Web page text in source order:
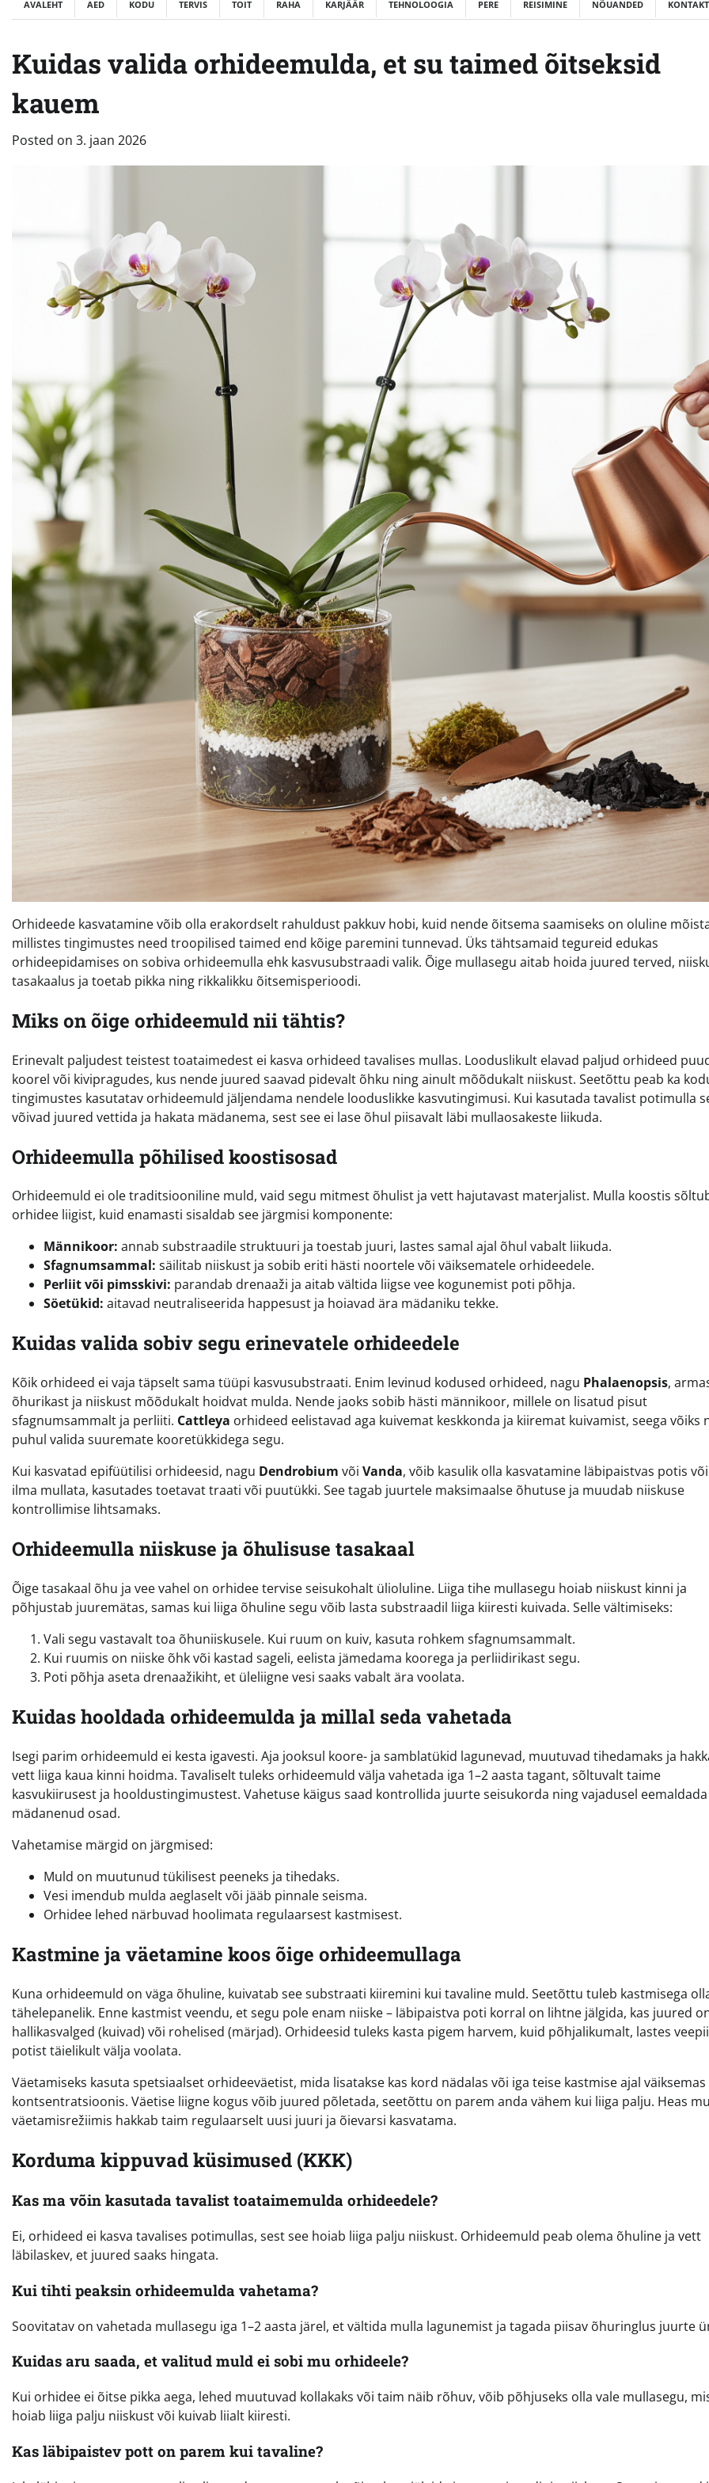
AVALEHT AED KODU TERVIS TOIT RAHA KARJÄÄR TEHNOLOOGIA PERE REISIMINE NÕUANDED
Kuidas valida orhideemulda, et su taimed õitseksid
kauem
Posted on 3. jaan 2026
Orhideede kasvatamine võib olla erakordselt rahuldust pakkuv hobi, kuid nende õitsema saamiseks on oluline
millistes tingimustes need troopilised taimed end kõige paremini tunnevad. Üks tähtsamaid tegureid edukas
orhideepidamises on sobiva orhideemulla ehk kasvusubstraadi valik. Õige mullasegu aitab hoida juured terved,
tasakaalus ja toetab pikka ning rikkalikku õitsemisperioodi.
Miks on õige orhideemuld nii tähtis?
Erinevalt paljudest teistest toataimedest ei kasva orhideed tavalises mullas. Looduslikult elavad paljud orhideed
koorel või kivipragudes, kus nende juured saavad pidevalt õhku ning ainult mõõdukalt niiskust. Seetõttu peab ka
tingimustes kasutatav orhideemuld jäljendama nendele looduslikke kasvutingimusi. Kui kasutada tavalist potimulla
võivad juured vettida ja hakata mädanema, sest see ei lase õhul piisavalt läbi mullaosakeste liikuda.
Orhideemulla põhilised koostisosad
Orhideemuld ei ole traditsiooniline muld, vaid segu mitmest õhulist ja vett hajutavast materjalist. Mulla koostis
orhidee liigist, kuid enamasti sisaldab see järgmisi komponente:
Männikoor: annab substraadile struktuuri ja toestab juuri, lastes samal ajal õhul vabalt liikuda.
Sfagnumsammal: säilitab niiskust ja sobib eriti hästi noortele või väiksematele orhideedele.
Perliit või pimsskivi: parandab drenaaži ja aitab vältida liigse vee kogunemist poti põhja.
Söetükid: aitavad neutraliseerida happesust ja hoiavad ära mädaniku tekke.
Kuidas valida sobiv segu erinevatele orhideedele
Kõik orhideed ei vaja täpselt sama tüüpi kasvusubstraati. Enim levinud kodused orhideed, nagu Phalaenopsis,
õhurikast ja niiskust mõõdukalt hoidvat mulda. Nende jaoks sobib hästi männikoor, millele on lisatud pisut
sfagnumsammalt ja perliiti. Cattleya orhideed eelistavad aga kuivemat keskkonda ja kiiremat kuivamist, seega võiks
puhul valida suuremate kooretükkidega segu.
Kui kasvatad epifüütilisi orhideesid, nagu Dendrobium või Vanda, võib kasulik olla kasvatamine läbipaistvas potis
ilma mullata, kasutades toetavat traati või puutükki. See tagab juurtele maksimaalse õhutuse ja muudab niiskuse
kontrollimise lihtsamaks.
Orhideemulla niiskuse ja õhulisuse tasakaal
Õige tasakaal õhu ja vee vahel on orhidee tervise seisukohalt ülioluline. Liiga tihe mullasegu hoiab niiskust kinni ja
põhjustab juuremätas, samas kui liiga õhuline segu võib lasta substraadil liiga kiiresti kuivada. Selle vältimiseks:
Vali segu vastavalt toa õhuniiskusele. Kui ruum on kuiv, kasuta rohkem sfagnumsammalt.
Kui ruumis on niiske õhk või kastad sageli, eelista jämedama koorega ja perliidirikast segu.
Poti põhja aseta drenaažikiht, et üleliigne vesi saaks vabalt ära voolata.
Kuidas hooldada orhideemulda ja millal seda vahetada
Isegi parim orhideemuld ei kesta igavesti. Aja jooksul koore- ja samblatükid lagunevad, muutuvad tihedamaks ja
vett liiga kaua kinni hoidma. Tavaliselt tuleks orhideemuld välja vahetada iga 1–2 aasta tagant, sõltuvalt taime
kasvukiirusest ja hooldustingimustest. Vahetuse käigus saad kontrollida juurte seisukorda ning vajadusel eemaldada
mädanenud osad.
Vahetamise märgid on järgmised:
Muld on muutunud tükilisest peeneks ja tihedaks.
Vesi imendub mulda aeglaselt või jääb pinnale seisma.
Orhidee lehed närbuvad hoolimata regulaarsest kastmisest.
Kastmine ja väetamine koos õige orhideemullaga
Kuna orhideemuld on väga õhuline, kuivatab see substraati kiiremini kui tavaline muld. Seetõttu tuleb kastmisega
tähelepanelik. Enne kastmist veendu, et segu pole enam niiske – läbipaistva poti korral on lihtne jälgida, kas juured
hallikasvalged (kuivad) või rohelised (märjad). Orhideesid tuleks kasta pigem harvem, kuid põhjalikumalt, lastes
potist täielikult välja voolata.
Väetamiseks kasuta spetsiaalset orhideeväetist, mida lisatakse kas kord nädalas või iga teise kastmise ajal väiksemas
kontsentratsioonis. Väetise liigne kogus võib juured põletada, seetõttu on parem anda vähem kui liiga palju. Heas
väetamisrežiimis hakkab taim regulaarselt uusi juuri ja õievarsi kasvatama.
Korduma kippuvad küsimused (KKK)
Kas ma võin kasutada tavalist toataimemulda orhideedele?
Ei, orhideed ei kasva tavalises potimullas, sest see hoiab liiga palju niiskust. Orhideemuld peab olema õhuline ja vett
läbilaskev, et juured saaks hingata.
Kui tihti peaksin orhideemulda vahetama?
Soovitatav on vahetada mullasegu iga 1–2 aasta järel, et vältida mulla lagunemist ja tagada piisav õhuringlus juurte
Kuidas aru saada, et valitud muld ei sobi mu orhideele?
Kui orhidee ei õitse pikka aega, lehed muutuvad kollakaks või taim näib rõhuv, võib põhjuseks olla vale mullasegu,
hoiab liiga palju niiskust või kuivab liialt kiiresti.
Kas läbipaistev pott on parem kui tavaline?